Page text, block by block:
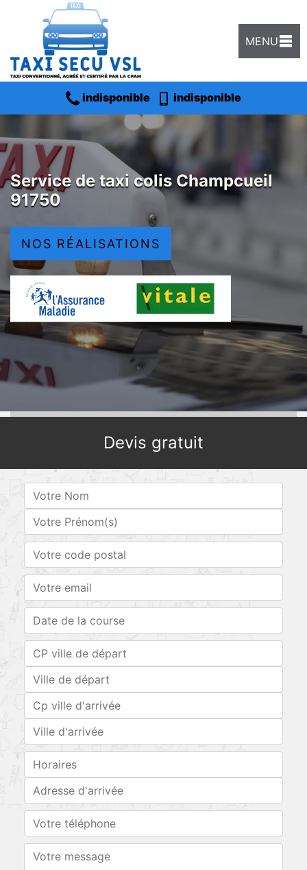
MENU
indisponible indisponible
Service de taxi colis Champcueil
91750
NOS RÉALISATIONS
Devis gratuit